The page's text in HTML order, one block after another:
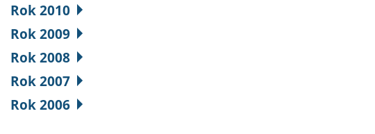
Rok 2010
Rok 2009
Rok 2008
Rok 2007
Rok 2006